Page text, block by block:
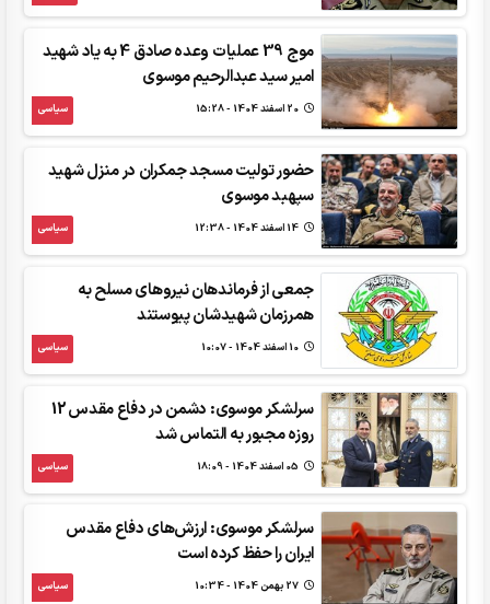
موج 39 عملیات وعده صادق 4 به یاد شهید
امیر سید عبدالرحیم موسوی
سیاسی
حضور تولیت مسجد جمکران در منزل شهید
سپهبد موسوی
سیاسی
جمعی از فرماندهان نیروهای مسلح به
همرزمان شهیدشان پیوستند
سیاسی
سرلشکر موسوی: دشمن در دفاع مقدس 12
روزه مجبور به التماس شد
سیاسی
سرلشکر موسوی: ارزش‌های دفاع مقدس
ایران را حفظ کرده است
سیاسی